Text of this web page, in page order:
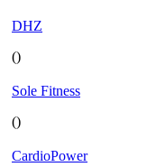
DHZ
()
Sole Fitness
()
CardioPower